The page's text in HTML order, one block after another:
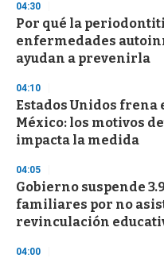
04:30
Por qué la
enfermedades
ayudan a prevenirla
04:10
Estados Unidos frena
México: los motivos
impacta la medida
04:05
Gobierno suspende
familiares por no
revinculación
04:00